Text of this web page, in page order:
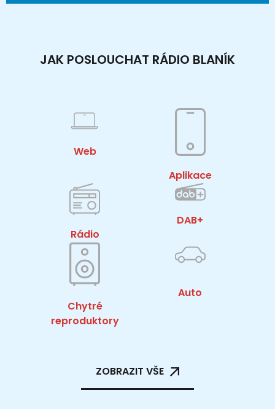
JAK POSLOUCHAT RÁDIO BLANÍK
Web
Aplikace
Rádio
DAB+
Chytré
reproduktory
Auto
ZOBRAZIT VŠE